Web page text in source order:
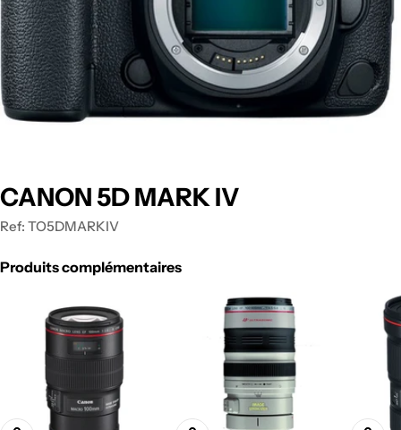
CANON 5D MARK IV
Ref: TO5DMARKIV
Produits complémentaires